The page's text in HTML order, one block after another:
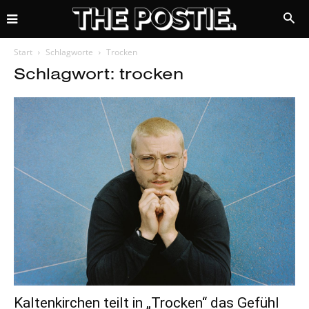
Start Schlagworte Trocken
Schlagwort: trocken
Kaltenkirchen teilt in „Trocken“ das Gefühl